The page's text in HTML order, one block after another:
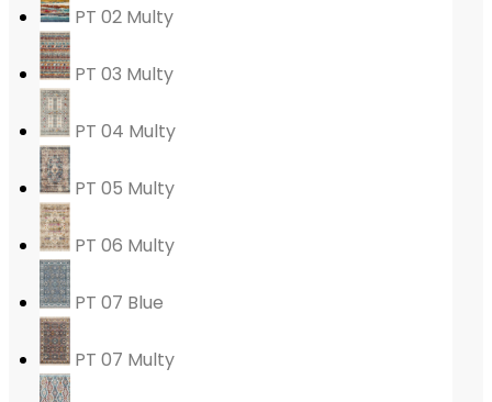
PT 02 Multy
PT 03 Multy
PT 04 Multy
PT 05 Multy
PT 06 Multy
PT 07 Blue
PT 07 Multy